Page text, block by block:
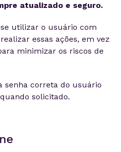
atualizado e seguro.
utilizar o usuário com
essas ações, em vez
minimizar os riscos de
senha correta do usuário
solicitado.